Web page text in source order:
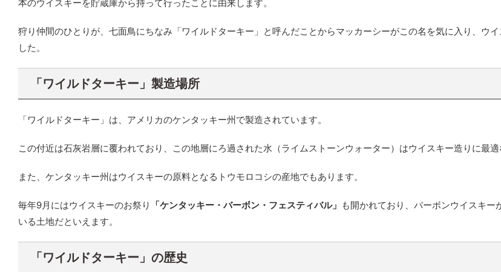
本のウイスキーを貯蔵庫から持って行ったことに由来します。
狩り仲間のひとりが、七面鳥にちなみ「ワイルドターキー」と呼んだことからマッカーシーがこの名を気に入り、ウ
した。
「ワイルドターキー」製造場所
「ワイルドターキー」は、アメリカのケンタッキー州で製造されています。
この付近は石灰岩層に覆われており、この地層にろ過された水（ライムストーンウォーター）はウイスキー造りに最適
また、ケンタッキー州はウイスキーの原料となるトウモロコシの産地でもあります。
毎年9月にはウイスキーのお祭り 「ケンタッキー・バーボン・フェスティバル」 も開かれており、バーボンウイスキー
いる土地だといえます。
「ワイルドターキー」の歴史